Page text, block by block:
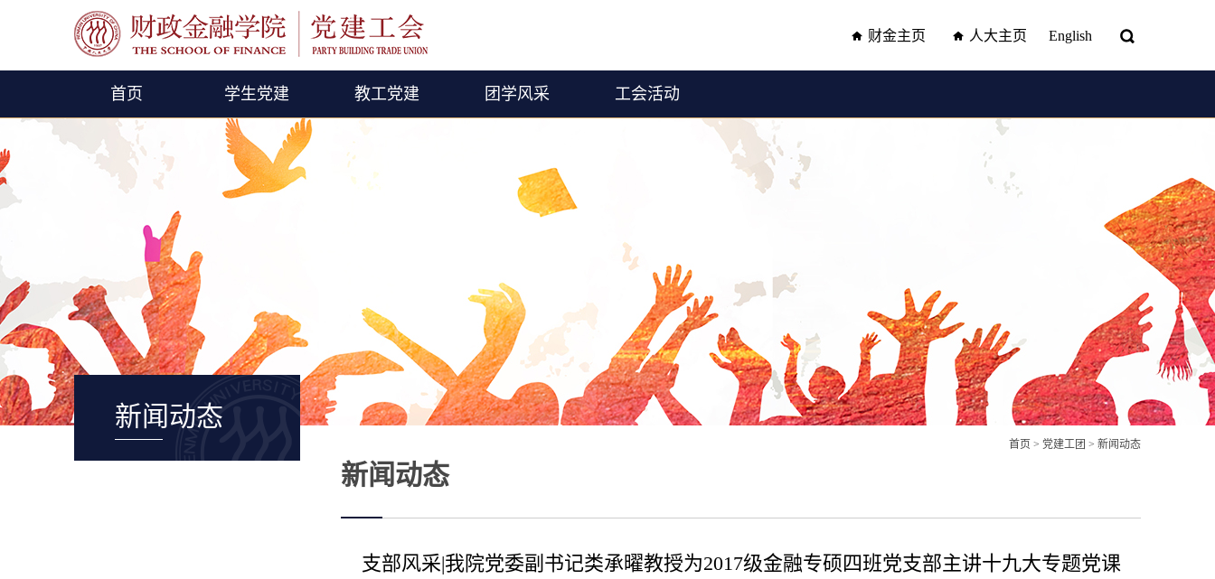
财金主页 人大主页 English
首页 学生党建 教工党建 团学风采 工会活动
新闻动态
首页 > 党建工团 > 新闻动态
新闻动态
支部风采|我院党委副书记类承曜教授为2017级金融专硕四班党支部主讲十九大专题党课